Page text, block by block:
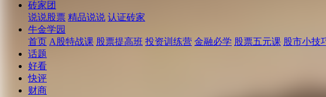
砖家团
说说股票 精品说说 认证砖家
牛金学园
首页 A股特战课 股票提高班 投资训练营 金融必学 股票五元课 股市小技
话题
好看
快评
财商